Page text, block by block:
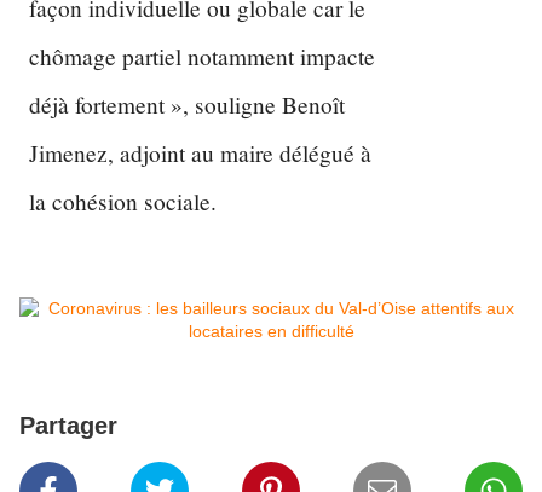
façon individuelle ou globale car le
chômage partiel notamment impacte
déjà fortement », souligne Benoît
Jimenez, adjoint au maire délégué à
la cohésion sociale.
Partager